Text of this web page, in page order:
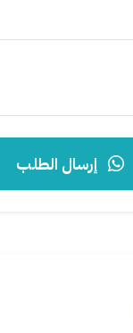
إرسال الطلب